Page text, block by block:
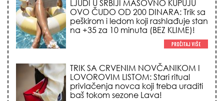
LJUDI U SRBIJI MASOVNO KUPUJU
OVO ČUDO OD 200 DINARA: Trik sa
peškirom i ledom koji rashlađuje stan
na +35 za 10 minuta (BEZ KLIME)!
TRIK SA CRVENIM NOVČANIKOM I
LOVOROVIM LISTOM: Stari ritual
privlačenja novca koji treba uraditi
baš tokom sezone Lava!